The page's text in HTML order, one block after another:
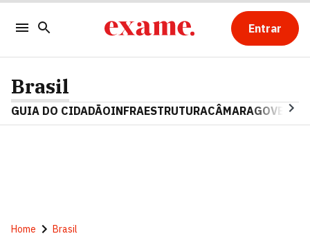
Entrar
Brasil
GUIA DO CIDADÃOINFRAESTRUTURACÂMARAGOVERNO
Home Brasil